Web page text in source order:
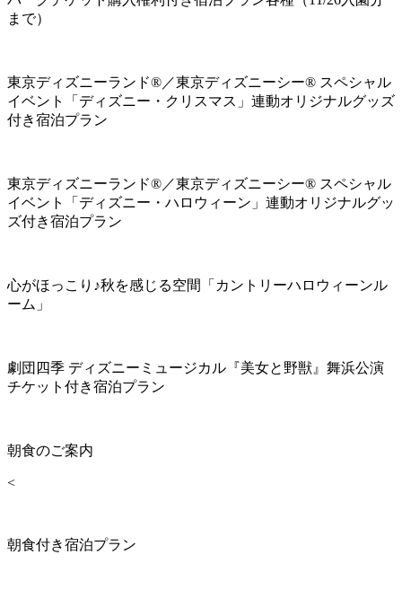
まで）
東京ディズニーランド®／東京ディズニーシー® スペシャル
イベント「ディズニー・クリスマス」連動オリジナルグッズ
付き宿泊プラン
東京ディズニーランド®／東京ディズニーシー® スペシャル
イベント「ディズニー・ハロウィーン」連動オリジナルグッ
ズ付き宿泊プラン
心がほっこり♪秋を感じる空間「カントリーハロウィーンル
ーム」
劇団四季 ディズニーミュージカル『美女と野獣』舞浜公演
チケット付き宿泊プラン
朝食のご案内
<
朝食付き宿泊プラン